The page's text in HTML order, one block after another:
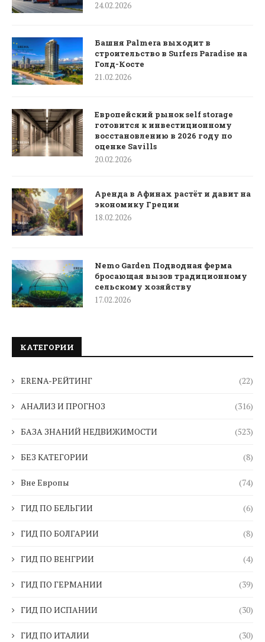
24.02.2026
Башня Palmera выходит в
строительство в Surfers Paradise на
Голд-Косте
21.02.2026
Европейский рынок self storage
готовится к инвестиционному
восстановлению в 2026 году по
оценке Savills
20.02.2026
Аренда в Афинах растёт и давит на
экономику Греции
18.02.2026
Nemo Garden Подводная ферма
бросающая вызов традиционному
сельскому хозяйству
17.02.2026
КАТЕГОРИИ
ERENA-РЕЙТИНГ (22)
АНАЛИЗ И ПРОГНОЗ (316)
БАЗА ЗНАНИЙ НЕДВИЖИМОСТИ (523)
БЕЗ КАТЕГОРИИ (8)
Вне Европы (74)
ГИД ПО БЕЛЬГИИ (6)
ГИД ПО БОЛГАРИИ (8)
ГИД ПО ВЕНГРИИ (4)
ГИД ПО ГЕРМАНИИ (39)
ГИД ПО ИСПАНИИ (30)
ГИД ПО ИТАЛИИ (30)